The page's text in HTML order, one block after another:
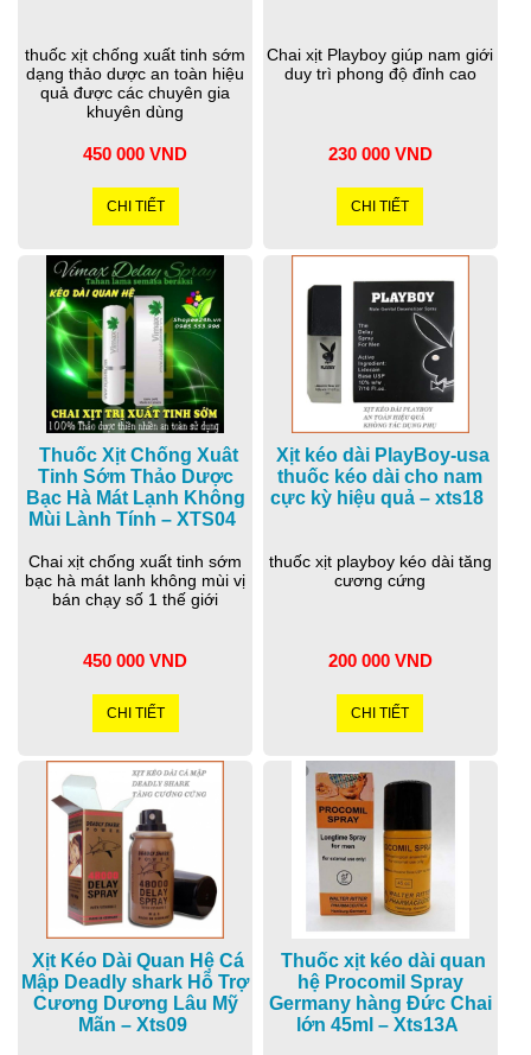
thuốc xịt chống xuất tinh sớm
dạng thảo dược an toàn hiệu
quả được các chuyên gia
khuyên dùng
450 000 VND
CHI TIẾT
Chai xịt Playboy giúp nam giới
duy trì phong độ đỉnh cao
230 000 VND
CHI TIẾT
Thuốc Xịt Chống Xuât
Tinh Sớm Thảo Dược
Bạc Hà Mát Lạnh Không
Mùi Lành Tính – XTS04
Chai xịt chống xuất tinh sớm
bạc hà mát lanh không mùi vị
bán chạy số 1 thế giới
450 000 VND
CHI TIẾT
Xịt kéo dài PlayBoy-usa
thuốc kéo dài cho nam
cực kỳ hiệu quả – xts18
thuốc xịt playboy kéo dài tăng
cương cứng
200 000 VND
CHI TIẾT
Xịt Kéo Dài Quan Hệ Cá
Mập Deadly shark Hỗ Trợ
Cương Dương Lâu Mỹ
Mãn – Xts09
Thuốc xịt kéo dài quan
hệ Procomil Spray
Germany hàng Đức Chai
lớn 45ml – Xts13A